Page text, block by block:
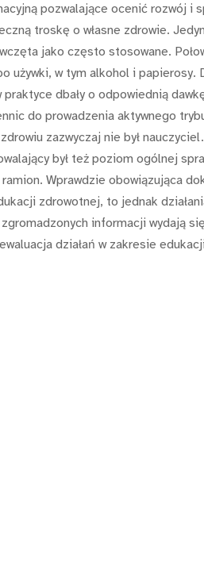
pozwalające ocenić rozwój i
troskę o własne zdrowie.
jako często stosowane.
używki, w tym alkohol i papierosy.
dbały o odpowiednią
do prowadzenia aktywnego
zazwyczaj nie był
był też poziom ogólnej
Wprawdzie obowiązująca
zdrowotnej, to jednak
informacji wydają
działań w zakresie